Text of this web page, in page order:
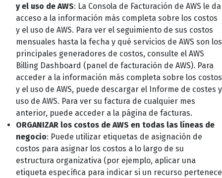
y el uso de AWS: La Consola de Facturación de AWS le da
acceso a la información más completa sobre los costos
y el uso de AWS. Para ver el seguimiento de sus costos
mensuales hasta la fecha y qué servicios de AWS son los
principales generadores de costos, consulte el AWS
Billing Dashboard (panel de facturación de AWS). Para
acceder a la información más completa sobre los costos
y el uso de AWS, puede descargar el Informe de costes y
uso de AWS. Para ver su factura de cualquier mes
anterior, puede acceder a la página de facturas.
ORGANIZAR los costos de AWS en todas las líneas de
negocio: Puede utilizar etiquetas de asignación de
costos para asignar los costos a lo largo de su
estructura organizativa (por ejemplo, aplicar una
etiqueta específica para indicar si un recurso pertenece